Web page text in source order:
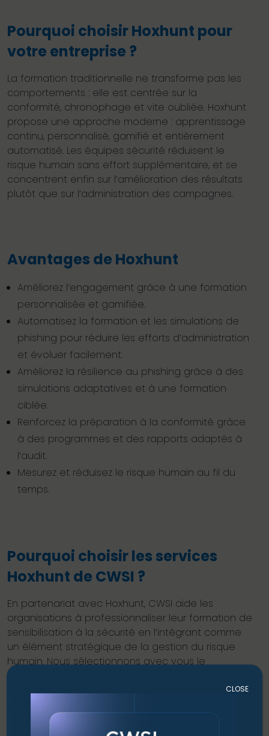
Pourquoi choisir Hoxhunt pour
votre entreprise ?
La formation traditionnelle ne transforme pas les
comportements : elle est centrée sur la
conformité, chronophage et vite oubliée. Hoxhunt
propose une approche moderne : apprentissage
continu, personnalisé, gamifié et entièrement
automatisé. Les équipes sécurité réduisent le
risque humain sans effort supplémentaire, et se
concentrent enfin sur l’amélioration des résultats
plutôt que sur l’administration des campagnes.
Avantages de Hoxhunt
Améliorez l’engagement grâce à une formation
personnalisée et gamifiée.
Automatisez la formation et les simulations de
phishing pour réduire les efforts d’administration
et évoluer facilement.
Améliorez la résilience au phishing grâce à des
simulations adaptatives et à une formation
ciblée.
Renforcez la préparation à la conformité grâce
à des programmes et des rapports adaptés à
l’audit.
Mesurez et réduisez le risque humain au fil du
temps.
Pourquoi choisir les services
Hoxhunt de CWSI ?
En partenariat avec Hoxhunt, CWSI aide les
organisations à professionnaliser leur formation de
sensibilisation à la sécurité en l’intégrant comme
un élément stratégique de la gestion du risque
humain. Nous sélectionnons avec vous le
programme adapté, le personnalisons selon votre
contexte et l’inscrivons dans votre démarche
CLOSE